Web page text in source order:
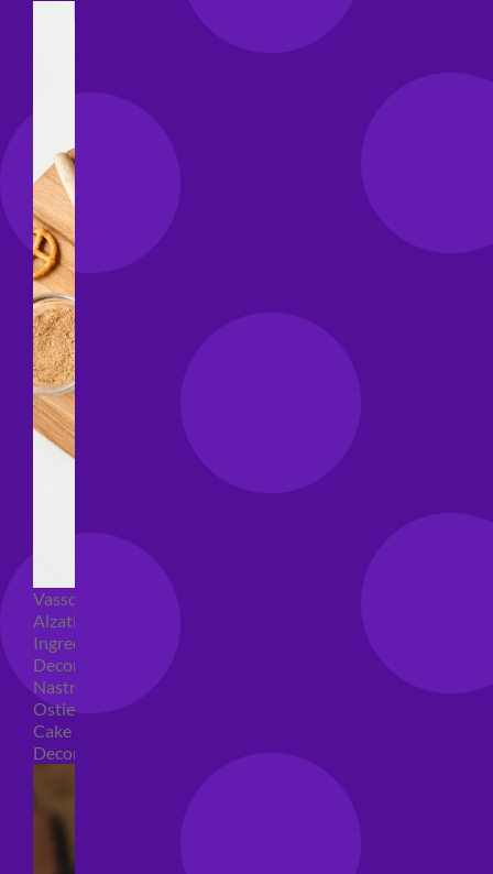
Vassoi e sottotorta
Alzatine per dolci
Ingredienti torte
Decorazioni torte
Nastri e girotorte
Ostie per torte
Cake Topper
Decori per torte